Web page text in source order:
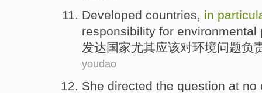
Developed countries, in
responsibility for environmental
发达国家尤其应该对环境问题负
youdao
She directed the question at no